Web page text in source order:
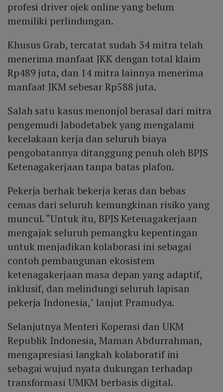
profesi driver ojek online yang belum
memiliki perlindungan.
Khusus Grab, tercatat sudah 34 mitra telah
menerima manfaat JKK dengan total klaim
Rp489 juta, dan 14 mitra lainnya menerima
manfaat JKM sebesar Rp588 juta.
Salah satu kasus menonjol berasal dari mitra
pengemudi Jabodetabek yang mengalami
kecelakaan kerja dan seluruh biaya
pengobatannya ditanggung penuh oleh BPJS
Ketenagakerjaan tanpa batas plafon.
Pekerja berhak bekerja keras dan bebas
cemas dari seluruh kemungkinan risiko yang
muncul. “Untuk itu, BPJS Ketenagakerjaan
mengajak seluruh pemangku kepentingan
untuk menjadikan kolaborasi ini sebagai
contoh pembangunan ekosistem
ketenagakerjaan masa depan yang adaptif,
inklusif, dan melindungi seluruh lapisan
pekerja Indonesia," lanjut Pramudya.
Selanjutnya Menteri Koperasi dan UKM
Republik Indonesia, Maman Abdurrahman,
mengapresiasi langkah kolaboratif ini
sebagai wujud nyata dukungan terhadap
transformasi UMKM berbasis digital.